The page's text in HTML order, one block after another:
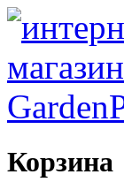
Корзина